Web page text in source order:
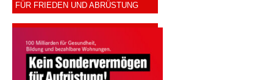
FÜR FRIEDEN UND ABRÜSTUNG